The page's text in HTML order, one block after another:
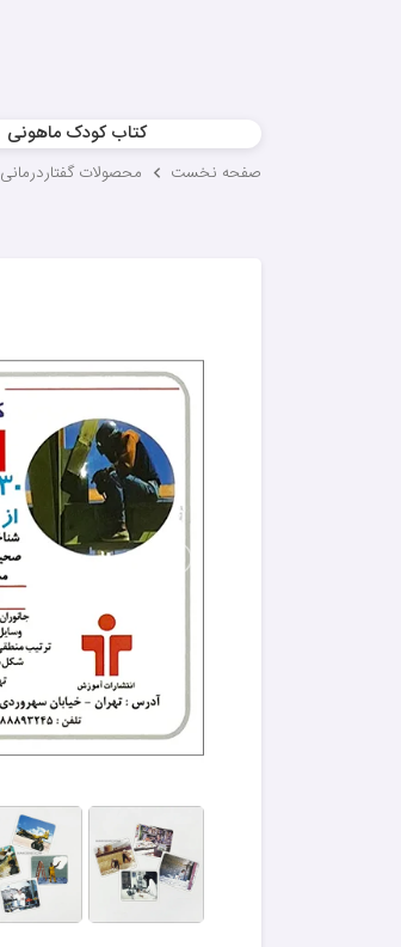
کتاب کودک ماهونی
صفحه نخست محصولات گفتاردرمانی